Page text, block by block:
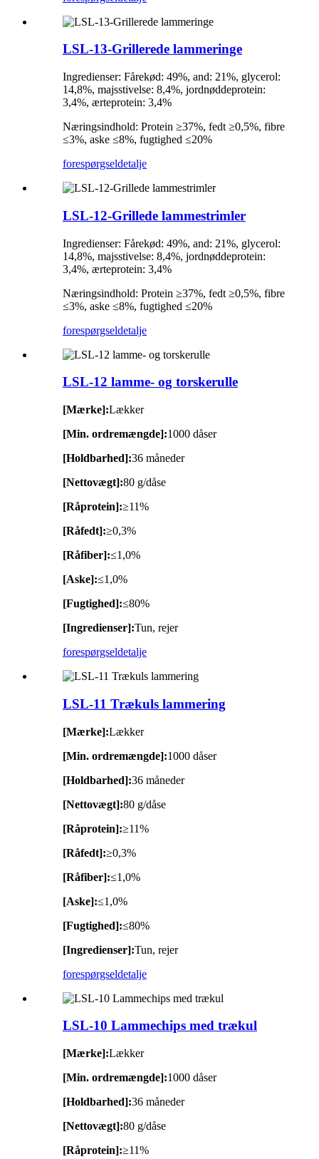
LSL-13-Grillerede lammeringe
Ingredienser: Fårekød: 49%, and: 21%, glycerol:
14,8%, majsstivelse: 8,4%, jordnøddeprotein:
3,4%, ærteprotein: 3,4%
Næringsindhold: Protein ≥37%, fedt ≥0,5%, fibre
≤3%, aske ≤8%, fugtighed ≤20%
forespørgseldetalje
LSL-12-Grillede lammestrimler
Ingredienser: Fårekød: 49%, and: 21%, glycerol:
14,8%, majsstivelse: 8,4%, jordnøddeprotein:
3,4%, ærteprotein: 3,4%
Næringsindhold: Protein ≥37%, fedt ≥0,5%, fibre
≤3%, aske ≤8%, fugtighed ≤20%
forespørgseldetalje
LSL-12 lamme- og torskerulle
[Mærke]:Lækker
[Min. ordremængde]:1000 dåser
[Holdbarhed]:36 måneder
[Nettovægt]:80 g/dåse
[Råprotein]:≥11%
[Råfedt]:≥0,3%
[Råfiber]:≤1,0%
[Aske]:≤1,0%
[Fugtighed]:≤80%
[Ingredienser]:Tun, rejer
forespørgseldetalje
LSL-11 Trækuls lammering
[Mærke]:Lækker
[Min. ordremængde]:1000 dåser
[Holdbarhed]:36 måneder
[Nettovægt]:80 g/dåse
[Råprotein]:≥11%
[Råfedt]:≥0,3%
[Råfiber]:≤1,0%
[Aske]:≤1,0%
[Fugtighed]:≤80%
[Ingredienser]:Tun, rejer
forespørgseldetalje
LSL-10 Lammechips med trækul
[Mærke]:Lækker
[Min. ordremængde]:1000 dåser
[Holdbarhed]:36 måneder
[Nettovægt]:80 g/dåse
[Råprotein]:≥11%